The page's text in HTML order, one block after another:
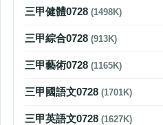
三甲健體0728 (1498K)
三甲綜合0728 (913K)
三甲藝術0728 (1165K)
三甲國語文0728 (1701K)
三甲英語文0728 (1627K)